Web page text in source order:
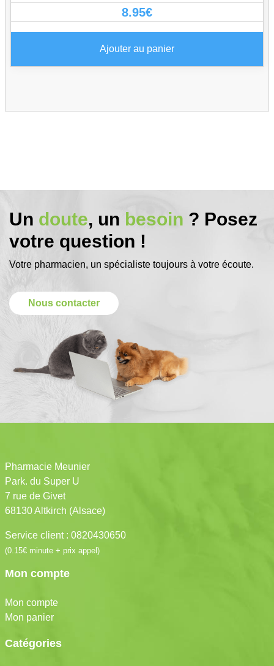
8.95€
Ajouter au panier
Un doute, un besoin ? Posez
votre question !
Votre pharmacien, un spécialiste toujours à votre écoute.
Nous contacter
Pharmacie Meunier
Park. du Super U
7 rue de Givet
68130 Altkirch (Alsace)
Service client : 0820430650
(0.15€ minute + prix appel)
Mon compte
Mon compte
Mon panier
Catégories